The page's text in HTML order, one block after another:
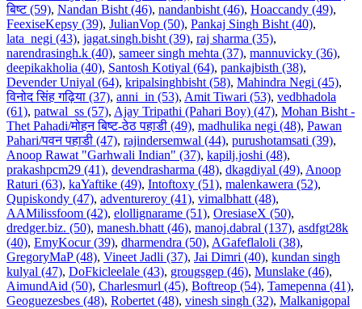
बिष्ट (59), Nandan Bisht (46), nandanbisht (46), Hoaccandy (49),
FeexiseKepsy (39), JulianVop (50), Pankaj Singh Bisht (40),
lata_negi (43), jagat.singh.bisht (39), raj sharma (35),
narendrasingh.k (40), sameer singh mehta (37), mannuvicky (36),
deepikakholia (40), Santosh Kotiyal (64), pankajbisth (38),
Devender Uniyal (64), kripalsinghbisht (58), Mahindra Negi (45),
विनोद सिंह गढ़िया (37), anni_in (53), Amit Tiwari (53), vedbhadola
(61), patwal_ss (57), Ajay Tripathi (Pahari Boy) (47), Mohan Bisht -
Thet Pahadi/मोहन बिष्ट-ठेठ पहाडी (49), madhulika negi (48), Pawan
Pahari/पवन पहाडी (47), rajindersemwal (44), purushotamsati (39),
Anoop Rawat "Garhwali Indian" (37), kapilj.joshi (48),
prakashpcm29 (41), devendrasharma (48), dkagdiyal (49), Anoop
Raturi (63), kaYaftike (49), Intoftoxy (51), malenkawera (52),
Qupiskondy (47), adventureroy (41), vimalbhatt (48),
AAMilissfoom (42), elollignarame (51), OresiaseX (50),
dredger.biz. (50), manesh.bhatt (46), manoj.dabral (137), asdfgt28k
(40), EmyKocur (39), dharmendra (50), AGafeflaloli (38),
GregoryMaP (48), Vineet Jadli (37), Jai Dimri (40), kundan singh
kulyal (47), DoFkicleelale (43), grougsgep (46), Munslake (46),
AimundAid (50), Charlesmurl (45), Boftreop (54), Tamepenna (41),
Geoguezesbes (48), Robertet (48), vinesh singh (32), Malkanigopal